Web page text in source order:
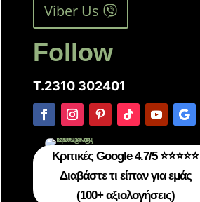
Viber Us
Follow
T.2310 302401
Κριτικές Google 4.7/5 ⭐⭐⭐⭐⭐
Διαβάστε τι είπαν για εμάς
(100+ αξιολογήσεις)